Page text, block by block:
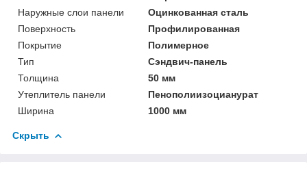
Наружные слои панели
Оцинкованная сталь
Поверхность
Профилированная
Покрытие
Полимерное
Тип
Сэндвич-панель
Толщина
50 мм
Утеплитель панели
Пенополиизоцианурат
Ширина
1000 мм
Скрыть